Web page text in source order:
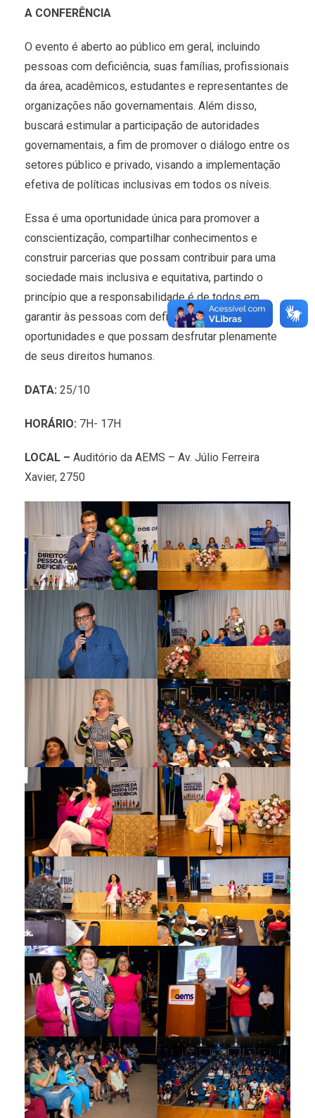
A CONFERÊNCIA
O evento é aberto ao público em geral, incluindo
pessoas com deficiência, suas famílias, profissionais
da área, acadêmicos, estudantes e representantes de
organizações não governamentais. Além disso,
buscará estimular a participação de autoridades
governamentais, a fim de promover o diálogo entre os
setores público e privado, visando a implementação
efetiva de políticas inclusivas em todos os níveis.
Essa é uma oportunidade única para promover a
conscientização, compartilhar conhecimentos e
construir parcerias que possam contribuir para uma
sociedade mais inclusiva e equitativa, partindo o
princípio que a responsabilidade é de todos em
garantir às pessoas com deficiência igualdade de
oportunidades e que possam desfrutar plenamente
de seus direitos humanos.
DATA: 25/10
HORÁRIO: 7H- 17H
LOCAL – Auditório da AEMS – Av. Júlio Ferreira
Xavier, 2750